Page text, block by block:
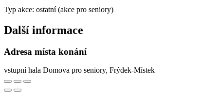
Typ akce: ostatní (akce pro seniory)
Další informace
Adresa místa konání
vstupní hala Domova pro seniory, Frýdek-Místek